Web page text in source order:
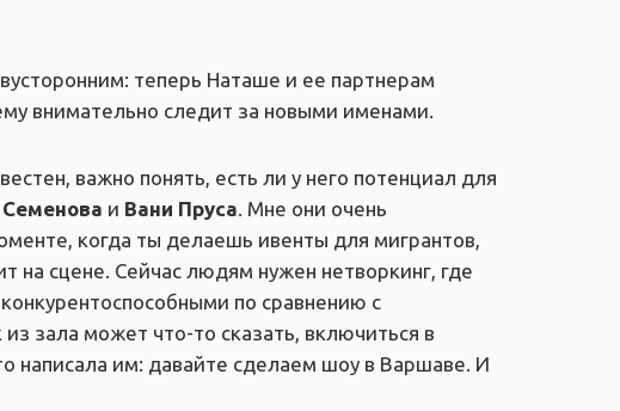
теперь Наташе и ее партнерам
внимательно следит за новыми именами.
важно понять, есть ли у него потенциал для
Семенова и Вани Пруса. Мне они очень
когда ты делаешь ивенты для мигрантов,
на сцене. Сейчас людям нужен нетворкинг, где
по сравнению с
зала может что-то сказать, включиться в
написала им: давайте сделаем шоу в Варшаве. И